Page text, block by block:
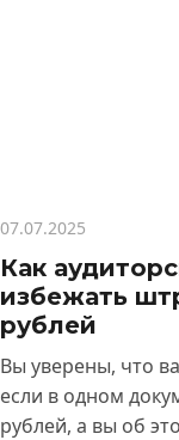
07.07.2025
Как
избежать
рублей
Вы уверены, что
если в одном
рублей, а вы об